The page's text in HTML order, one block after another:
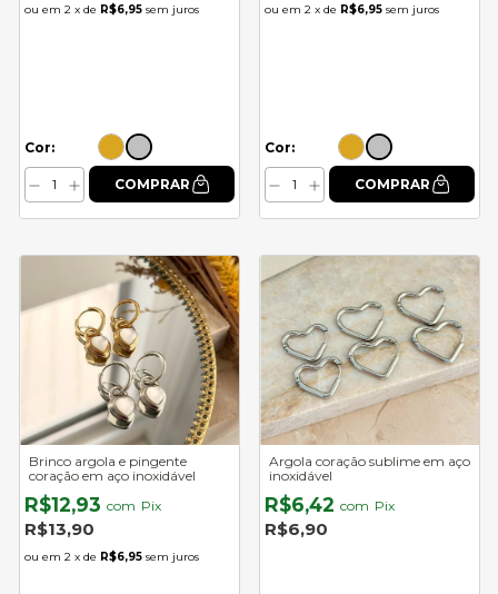
2 x de R$6,95 sem juros
Cor:
2 x de R$6,95 sem juros
Cor:
Brinco argola e pingente
coração em aço inoxidável
R$12,93 com Pix
R$13,90
2 x de R$6,95 sem juros
Argola coração sublime em aço
inoxidável
R$6,42 com Pix
R$6,90